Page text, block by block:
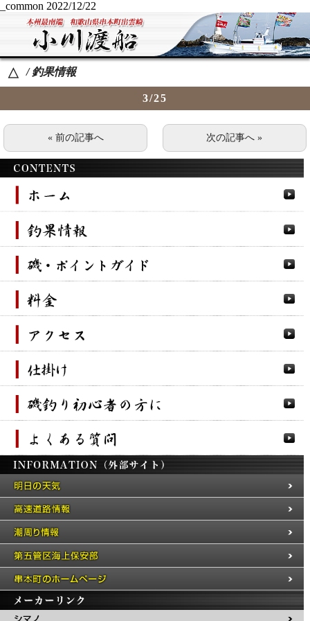
_common 2022/12/22
△ / 釣果情報
3/25
« 前の記事へ 次の記事へ »